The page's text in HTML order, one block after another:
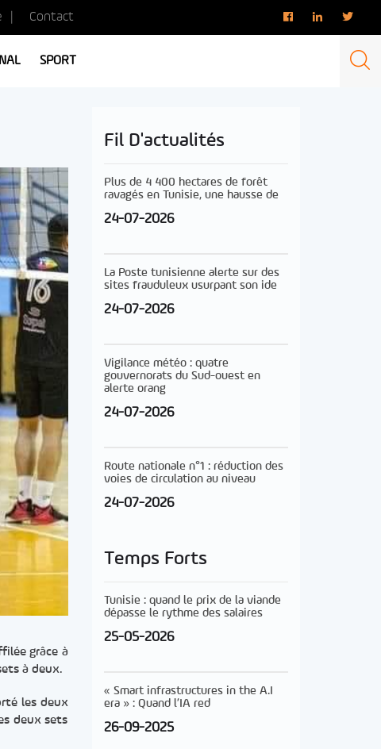
Contact
SPORT
grâce à
à deux.
les deux
deux sets
Fil D'actualités
Plus de 4 400 hectares de forêt
ravagés en Tunisie, une hausse de
24-07-2026
La Poste tunisienne alerte sur des
sites frauduleux usurpant son ide
24-07-2026
Vigilance météo : quatre
gouvernorats du Sud-ouest en
alerte orang
24-07-2026
Route nationale n°1 : réduction des
voies de circulation au niveau
24-07-2026
Temps Forts
Tunisie : quand le prix de la viande
dépasse le rythme des salaires
25-05-2026
« Smart infrastructures in the A.I
era » : Quand l’IA red
26-09-2025